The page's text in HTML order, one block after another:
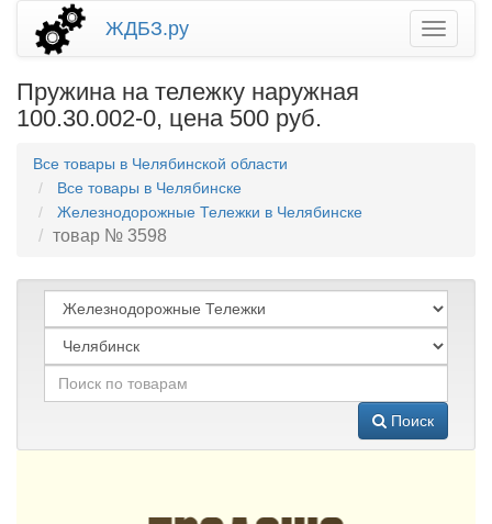
ЖДБЗ.ру
Пружина на тележку наружная
100.30.002-0, цена 500 руб.
Все товары в Челябинской области
Все товары в Челябинске
Железнодорожные Тележки в Челябинске
товар № 3598
Поиск